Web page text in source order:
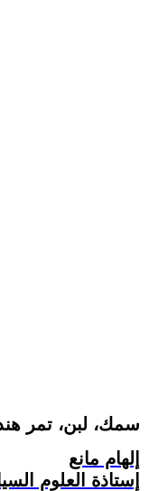
سمك، لبن، تمر
إلهام مانع
إستاذة العلوم